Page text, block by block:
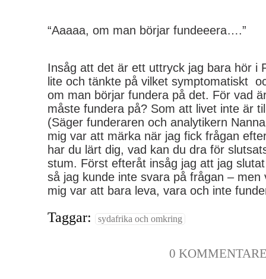
“Aaaaa, om man börjar fundeeera….”
Insåg att det är ett uttryck jag bara hör i
lite och tänkte på vilket symptomatiskt
om man börjar fundera på det. För vad
måste fundera på? Som att livet inte är
(Säger funderaren och analytikern
mig var att märka när jag fick frågan
har du lärt dig, vad kan du dra för
stum. Först efteråt insåg jag att jag
så jag kunde inte svara på frågan – men
mig var att bara leva, vara och inte
Taggar: sydafrika och omkring
0